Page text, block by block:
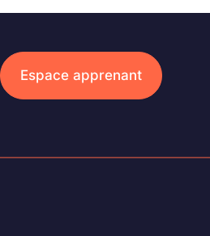
Espace apprenant